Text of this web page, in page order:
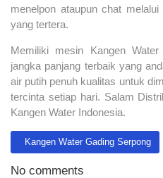
menelpon ataupun chat
yang tertera.
Memiliki mesin Kangen
jangka panjang terbaik yang
air putih penuh kualitas untuk
tercinta setiap hari. Salam
Kangen Water Indonesia.
Previous article: Kangen Water
Kangen Water Gading Serpong
No comments